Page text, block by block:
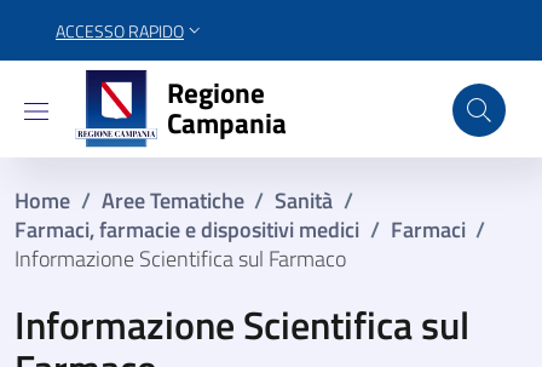
ACCESSO RAPIDO
Regione Campania
Regione
Campania
Home / Aree Tematiche / Sanità /
Farmaci, farmacie e dispositivi medici / Farmaci /
Informazione Scientifica sul Farmaco
Informazione Scientifica sul